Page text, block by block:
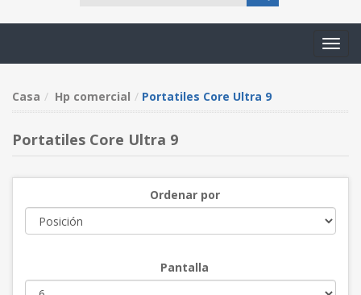
Casa Hp comercial Portatiles Core Ultra 9
Portatiles Core Ultra 9
Ordenar por
Pantalla